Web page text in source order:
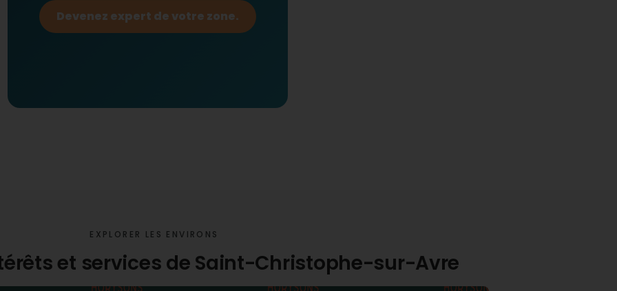
Devenez expert de votre zone.
EXPLORER LES ENVIRONS
et services de Saint-Christophe-sur-Avre